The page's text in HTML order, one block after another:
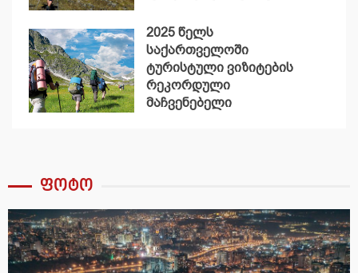
2025 წელს
საქართველოში
ტურისტული ვიზიტების
რეკორდული
მაჩვენებელი
ფოტო